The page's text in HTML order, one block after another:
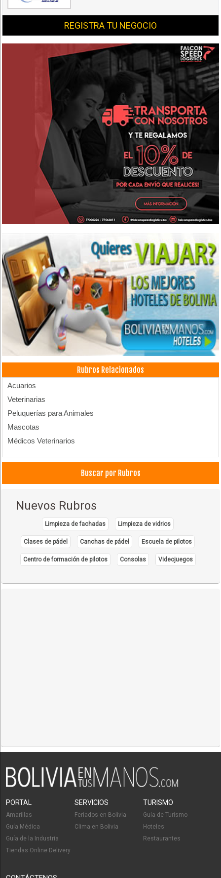
REGISTRA TU NEGOCIO
Rubros Relacionados
Acuarios
Veterinarias
Peluquerías para Animales
Mascotas
Médicos Veterinarios
Buscar por Rubros
Nuevos Rubros
Limpieza de fachadas Limpieza de vidrios
Clases de pádel Canchas de pádel Escuela de pilotos
Centro de formación de pilotos Consolas Videojuegos
PORTAL
Amarillas
Guía Médica
Guía de la Industria
Tiendas Online Delivery
SERVICIOS
Feriados en Bolivia
Clima en Bolivia
TURISMO
Guía de Turismo
Hoteles
Restaurantes